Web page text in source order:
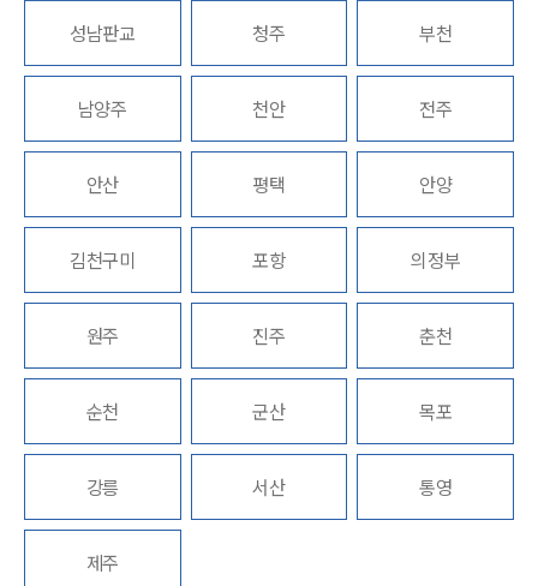
주요 업무사례
법률정보
법률지식인
고객후기
업무분야
헌법·행정·규제·개혁그룹 업무
전체
행정전문변호사
성남판교 청주 부천
남양주 천안 전주
안산 평택 안양
김천구미 포항 의정부
원주 진주 춘천
순천 군산 목포
강릉 서산 통영
제주